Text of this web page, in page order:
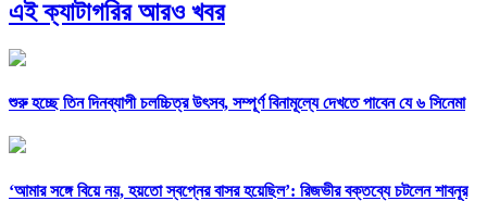
এই ক্যাটাগরির আরও খবর
শুরু হচ্ছে তিন দিনব্যাপী চলচ্চিত্র উৎসব, সম্পূর্ণ বিনামূল্যে দেখতে পাবেন যে ৬ সিনেমা
‘আমার সঙ্গে বিয়ে নয়, হয়তো স্বপ্নের বাসর হয়েছিল’: রিজভীর বক্তব্যে চটলেন শাবনূর